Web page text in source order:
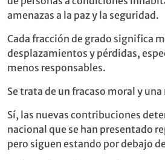
amenazas a la paz y la seguridad.
Cada fracción de grado significa
desplazamientos y pérdidas,
menos responsables.
Se trata de un fracaso moral y
Sí, las nuevas contribuciones
nacional que se han presentado
pero siguen estando por debajo